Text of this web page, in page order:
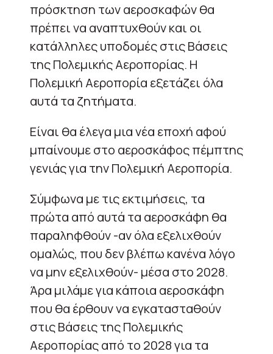
πρόσκτηση των αεροσκαφών θα
πρέπει να αναπτυχθούν και οι
κατάλληλες υποδομές στις Βάσεις
της Πολεμικής Αεροπορίας. Η
Πολεμική Αεροπορία εξετάζει όλα
αυτά τα ζητήματα.
Είναι θα έλεγα μια νέα εποχή αφού
μπαίνουμε στο αεροσκάφος πέμπτης
γενιάς για την Πολεμική Αεροπορία.
Σύμφωνα με τις εκτιμήσεις, τα
πρώτα από αυτά τα αεροσκάφη θα
παραληφθούν -αν όλα εξελιχθούν
ομαλώς, που δεν βλέπω κανένα λόγο
να μην εξελιχθούν- μέσα στο 2028.
Άρα μιλάμε για κάποια αεροσκάφη
που θα έρθουν να εγκατασταθούν
στις Βάσεις της Πολεμικής
Αεροπορίας από το 2028 για τα